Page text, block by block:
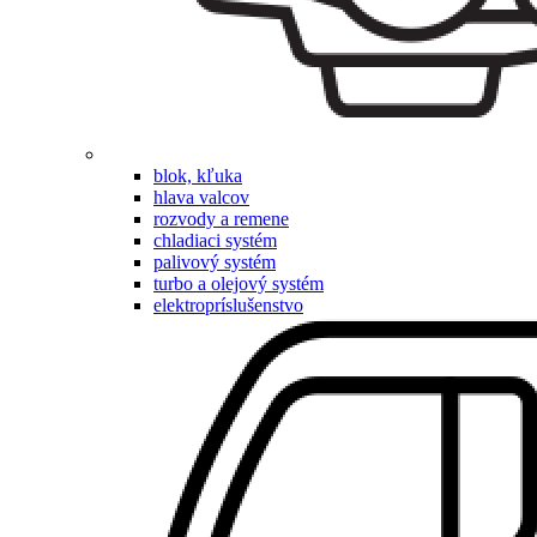
blok, kľuka
hlava valcov
rozvody a remene
chladiaci systém
palivový systém
turbo a olejový systém
elektropríslušenstvo